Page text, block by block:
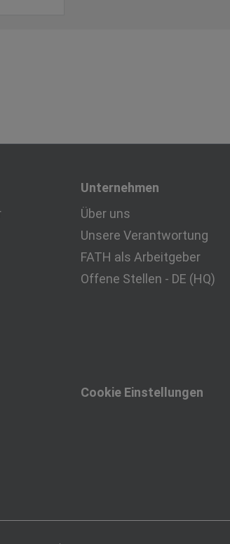
Unternehmen
Über uns
Unsere Verantwortung
FATH als Arbeitgeber
Offene Stellen - DE (HQ)
Cookie Einstellungen